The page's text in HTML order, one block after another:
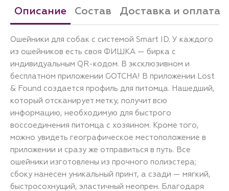
Описание Состав Доставка и оплата
Ошейники для собак с системой Smart ID. У каждого
из ошейников есть своя ФИШКА — бирка с
индивидуальным QR-кодом. В эксклюзивном и
бесплатном приложении GOTCHA! В приложении Lost
& Found создается профиль для питомца. Нашедший,
который отсканирует метку, получит всю
информацию, необходимую для быстрого
воссоединения питомца с хозяином. Кроме того,
можно увидеть географическое местоположение в
приложении и сразу же отправиться в путь. Все
ошейники изготовлены из прочного полиэстера;
сбоку нанесен уникальный принт, а сзади — мягкий,
быстросохнущий, эластичный неопрен. Благодаря